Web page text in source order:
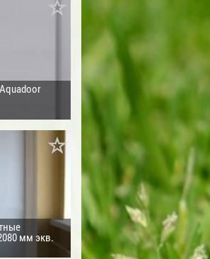
мм экв.